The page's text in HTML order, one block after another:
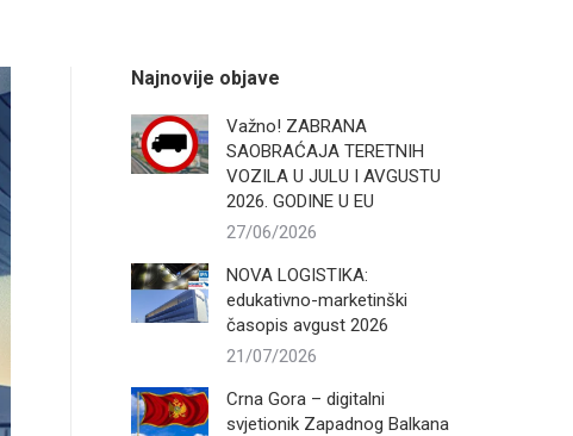
Najnovije objave
Važno! ZABRANA
SAOBRAĆAJA TERETNIH
VOZILA U JULU I AVGUSTU
2026. GODINE U EU
27/06/2026
NOVA LOGISTIKA:
edukativno-marketinški
časopis avgust 2026
21/07/2026
Crna Gora – digitalni
svjetionik Zapadnog Balkana